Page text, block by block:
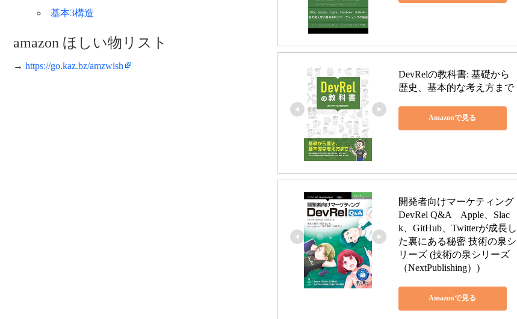
基本3構造
amazon ほしい物リスト
→ https://go.kaz.bz/amzwish
DevRelの教科書: 基礎から
歴史、基本的な考え方まで
Amazonで見る
開発者向けマーケティング
DevRel Q&A　Apple、Slac
k、GitHub、Twitterが成長し
た裏にある秘密 技術の泉シ
リーズ (技術の泉シリーズ
（NextPublishing）)
Amazonで見る